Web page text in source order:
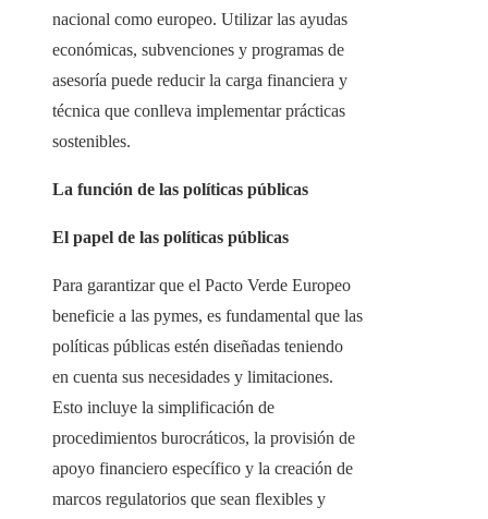
nacional como europeo. Utilizar las ayudas
económicas, subvenciones y programas de
asesoría puede reducir la carga financiera y
técnica que conlleva implementar prácticas
sostenibles.
La función de las políticas públicas
El papel de las políticas públicas
Para garantizar que el Pacto Verde Europeo
beneficie a las pymes, es fundamental que las
políticas públicas estén diseñadas teniendo
en cuenta sus necesidades y limitaciones.
Esto incluye la simplificación de
procedimientos burocráticos, la provisión de
apoyo financiero específico y la creación de
marcos regulatorios que sean flexibles y